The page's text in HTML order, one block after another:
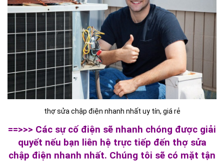
thợ sửa chập điện nhanh nhất uy tín, giá rẻ
==>>> Các sự cố điện sẽ nhanh chóng được giải
quyết nếu bạn liên hệ trực tiếp đến thợ sửa
chập điện nhanh nhất. Chúng tôi sẽ có mặt tận